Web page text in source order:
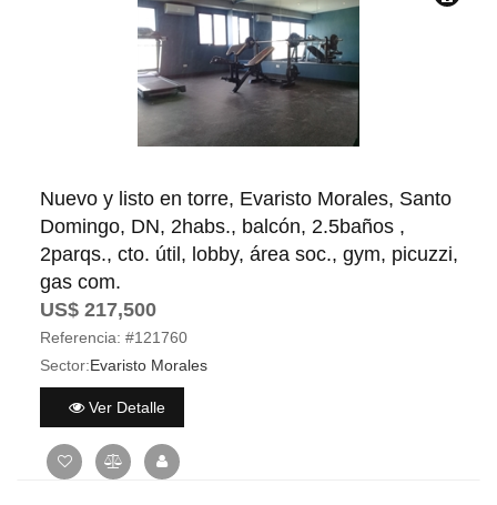
Nuevo y listo en torre, Evaristo Morales, Santo
Domingo, DN, 2habs., balcón, 2.5baños ,
2parqs., cto. útil, lobby, área soc., gym, picuzzi,
gas com.
US$ 217,500
Referencia: #121760
Sector:Evaristo Morales
Ver Detalle